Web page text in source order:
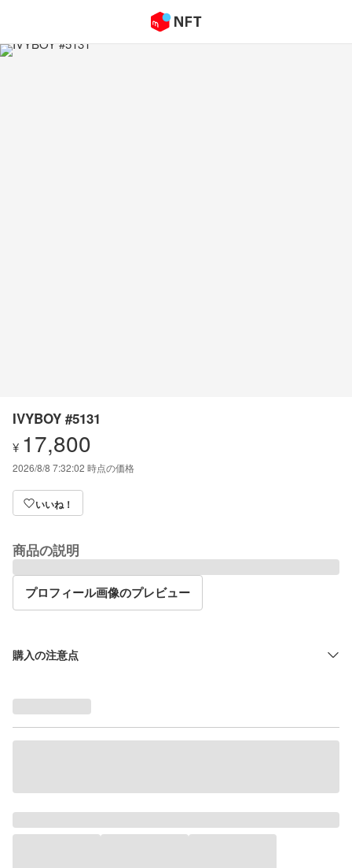
IVYBOY #5131
¥ 17,800
2026/8/8 7:32:02 時点の価格
いいね！
商品の説明
プロフィール画像のプレビュー
購入の注意点